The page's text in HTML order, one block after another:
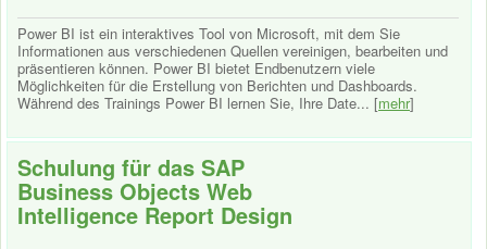
Power BI ist ein interaktives Tool von Microsoft, mit dem Sie
Informationen aus verschiedenen Quellen vereinigen, bearbeiten und
präsentieren können. Power BI bietet Endbenutzern viele
Möglichkeiten für die Erstellung von Berichten und Dashboards.
Während des Trainings Power BI lernen Sie, Ihre Date... [mehr]
Schulung für das SAP
Business Objects Web
Intelligence Report Design